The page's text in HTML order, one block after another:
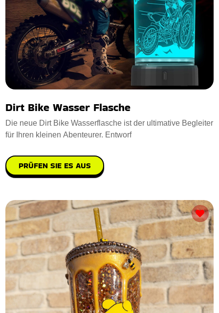
Dirt Bike Wasser Flasche
Die neue Dirt Bike Wasserflasche ist der ultimative Begleiter
für Ihren kleinen Abenteurer. Entworf
PRÜFEN SIE ES AUS